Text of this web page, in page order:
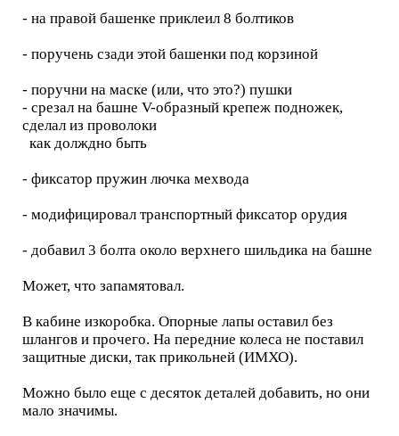
- на правой башенке приклеил 8 болтиков
- поручень сзади этой башенки под корзиной
- поручни на маске (или, что это?) пушки
- срезал на башне V-образный крепеж подножек,
сделал из проволоки
как долждно быть
- фиксатор пружин лючка мехвода
- модифицировал транспортный фиксатор орудия
- добавил 3 болта около верхнего шильдика на башне
Может, что запамятовал.
В кабине изкоробка. Опорные лапы оставил без
шлангов и прочего. На передние колеса не поставил
защитные диски, так прикольней (ИМХО).
Можно было еще с десяток деталей добавить, но они
мало значимы.